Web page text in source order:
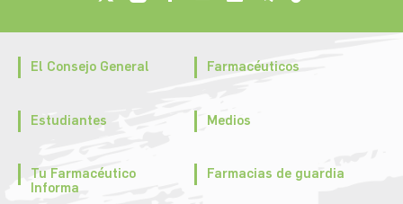
El Consejo General Farmacéuticos
Estudiantes Medios
Tu Farmacéutico
Informa
Farmacias de guardia